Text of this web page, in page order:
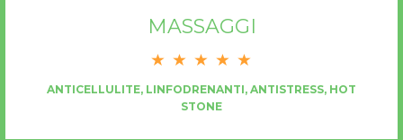
MASSAGGI
ANTICELLULITE, LINFODRENANTI, ANTISTRESS, HOT
STONE